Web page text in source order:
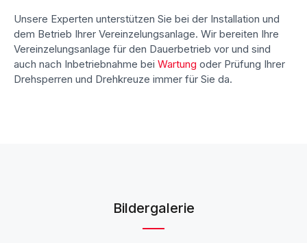
Unsere Experten unterstützen Sie bei der Installation und
dem Betrieb Ihrer Vereinzelungsanlage. Wir bereiten Ihre
Vereinzelungsanlage für den Dauerbetrieb vor und sind
auch nach Inbetriebnahme bei Wartung oder Prüfung Ihrer
Drehsperren und Drehkreuze immer für Sie da.
Bildergalerie